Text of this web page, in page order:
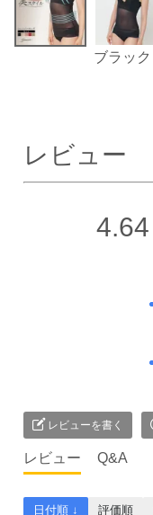
ブラック
レビュー
4.64
レビューを書く
レビュー Q&A
日付順 ↓ 評価順